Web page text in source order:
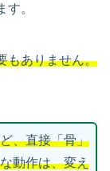
。
もありません。
、直接「骨」
動作は、変え